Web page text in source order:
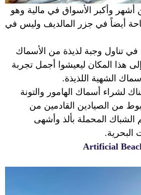
أشهر وأكبر الأسواق في مالية وهو
أيضاً في جزر المالديف وليس في
في تناول وجبة لذيذة من الأسماك
هذا المكان ليعيشوا أجمل تجربة
الشهية اللذيذة.
لشراء أسماك الهامور والتونة
من الصيادين القادمين من
الشباك المحملة بألذ وأشهى
البحرية.